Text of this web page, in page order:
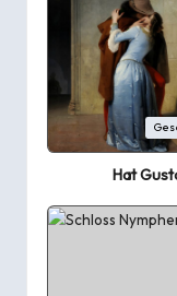
Posted
in
Hat